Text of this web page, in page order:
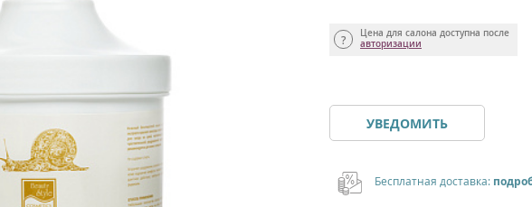
Цена для салона доступна после
авторизации
УВЕДОМИТЬ
Бесплатная доставка: